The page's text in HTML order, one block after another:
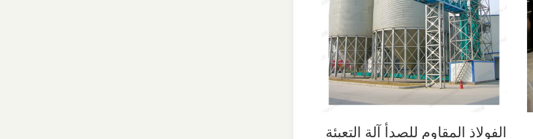
الفولاذ المقاوم للصدأ آلة التعبئة